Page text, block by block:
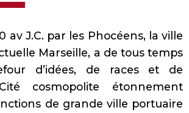
av J.C. par les Phocéens, la ville
Marseille, a de tous temps
d’idées, de races et de
cosmopolite étonnement
de grande ville portuaire